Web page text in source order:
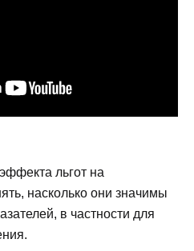
льгот на
насколько они значимы
в частности для